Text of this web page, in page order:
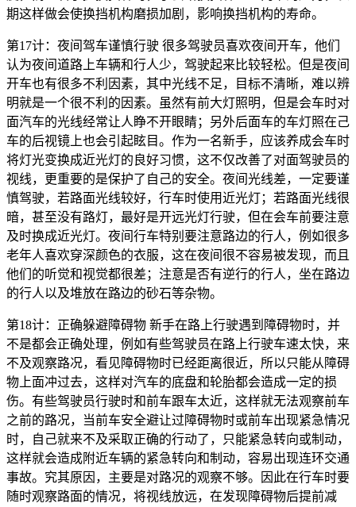
期这样做会使换挡机构磨损加剧，影响换挡机构的寿命。
第17计：夜间驾车谨慎行驶 很多驾驶员喜欢夜间开车，他们
认为夜间道路上车辆和行人少，驾驶起来比较轻松。但是夜间
开车也有很多不利因素，其中光线不足，目标不清晰，难以辨
明就是一个很不利的因素。虽然有前大灯照明，但是会车时对
面汽车的光线经常让人睁不开眼睛；另外后面车的车灯照在己
车的后视镜上也会引起眩目。作为一名新手，应该养成会车时
将灯光变换成近光灯的良好习惯，这不仅改善了对面驾驶员的
视线，更重要的是保护了自己的安全。夜间光线差，一定要谨
慎驾驶，若路面光线较好，行车时使用近光灯；若路面光线很
暗，甚至没有路灯，最好是开远光灯行驶，但在会车前要注意
及时换成近光灯。夜间行车特别要注意路边的行人，例如很多
老年人喜欢穿深颜色的衣服，这在夜间很不容易被发现，而且
他们的听觉和视觉都很差；注意是否有逆行的行人，坐在路边
的行人以及堆放在路边的砂石等杂物。
第18计：正确躲避障碍物 新手在路上行驶遇到障碍物时，并
不是都会正确处理，例如有些驾驶员在路上行驶车速太快，来
不及观察路况，看见障碍物时已经距离很近，所以只能从障碍
物上面冲过去，这样对汽车的底盘和轮胎都会造成一定的损
伤。有些驾驶员行驶时和前车跟车太近，这样就无法观察前车
之前的路况，当前车安全避让过障碍物时或前车出现紧急情况
时，自己就来不及采取正确的行动了，只能紧急转向或制动，
这样就会造成附近车辆的紧急转向和制动，容易出现连环交通
事故。究其原因，主要是对路况的观察不够。因此在行车时要
随时观察路面的情况，将视线放远，在发现障碍物后提前减